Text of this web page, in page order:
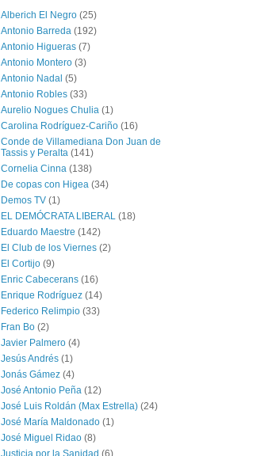
Alberich El Negro (25)
Antonio Barreda (192)
Antonio Higueras (7)
Antonio Montero (3)
Antonio Nadal (5)
Antonio Robles (33)
Aurelio Nogues Chulia (1)
Carolina Rodríguez-Cariño (16)
Conde de Villamediana Don Juan de
Tassis y Peralta (141)
Cornelia Cinna (138)
De copas con Higea (34)
Demos TV (1)
EL DEMÓCRATA LIBERAL (18)
Eduardo Maestre (142)
El Club de los Viernes (2)
El Cortijo (9)
Enric Cabecerans (16)
Enrique Rodríguez (14)
Federico Relimpio (33)
Fran Bo (2)
Javier Palmero (4)
Jesús Andrés (1)
Jonás Gámez (4)
José Antonio Peña (12)
José Luis Roldán (Max Estrella) (24)
José María Maldonado (1)
José Miguel Ridao (8)